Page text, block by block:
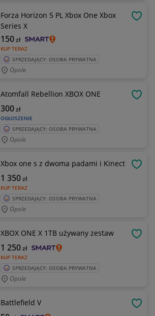
Forza Horizon 5 PL Xbox One Xbox
Series X
KUP TERAZ
150zł
SPRZEDAJĄCY: OSOBA PRYWATNA
Opole
Atomfall Rebellion XBOX ONE
OGŁOSZENIE
300zł
SPRZEDAJĄCY: OSOBA PRYWATNA
Opole
Xbox one s z dwoma padami i Kinect
KUP TERAZ
1 350zł
SPRZEDAJĄCY: OSOBA PRYWATNA
Opole
XBOX ONE X 1TB używany zestaw
KUP TERAZ
1 250zł
SPRZEDAJĄCY: OSOBA PRYWATNA
Opole
Battlefield V